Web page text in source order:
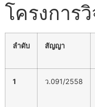
โครงการ
ลำดับ สัญญา
1 ว.091/2558